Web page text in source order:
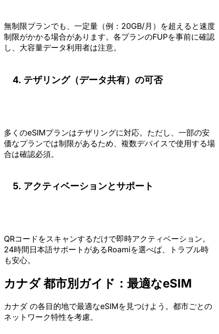
無制限プランでも、一定量（例：20GB/月）を超えると速度
制限がかかる場合があります。各プランのFUPを事前に確認
し、大容量データ利用者は注意。
テザリング（データ共有）の可否
多くのeSIMプランはテザリングに対応。ただし、一部の安
価なプランでは制限があるため、複数デバイスで使用する場
合は確認必須。
アクティベーションとサポート
QRコードをスキャンするだけで即時アクティベーション。
24時間日本語サポートがあるRoamiを選べば、トラブル時
も安心。
カナダ 都市別ガイド：最適なeSIM
カナダ の各目的地で最適なeSIMを見つけよう。都市ごとの
ネットワーク特性を考慮。